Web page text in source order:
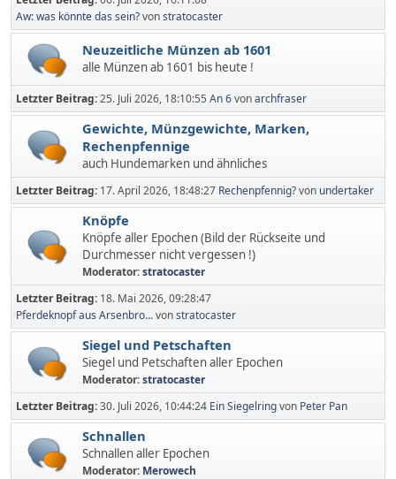
Aw: was könnte das sein?vonstratocaster
Neuzeitliche Münzen ab 1601
alle Münzen ab 1601 bis heute !
Letzter Beitrag:25. Juli 2026, 18:10:55 An 6vonarchfraser
Gewichte, Münzgewichte, Marken,
Rechenpfennige
auch Hundemarken und ähnliches
Letzter Beitrag: 17. April 2026, 18:48:27 Rechenpfennig?von undertaker
Knöpfe
Knöpfe aller Epochen (Bild der Rückseite und
Durchmesser nicht vergessen !)
Moderator:stratocaster
Letzter Beitrag: 18. Mai 2026, 09:28:47
Pferdeknopf aus Arsenbro...vonstratocaster
Siegel und Petschaften
Siegel und Petschaften aller Epochen
Moderator:stratocaster
Letzter Beitrag:30. Juli 2026, 10:44:24 Ein Siegelringvon Peter Pan
Schnallen
Schnallen aller Epochen
Moderator: Merowech